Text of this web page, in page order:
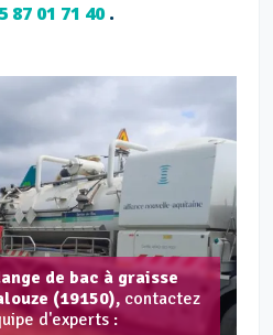
87 01 71 40.
de bac à graisse
(19150), contactez
d'experts :